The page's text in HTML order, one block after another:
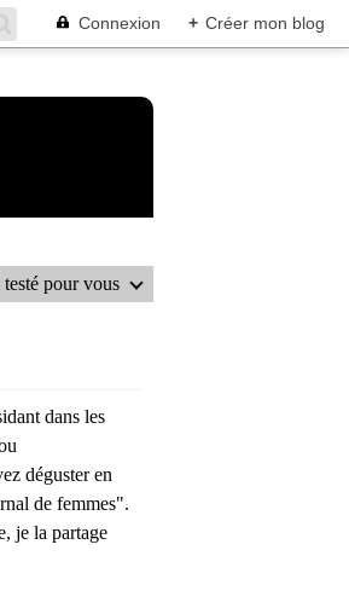
Connexion + Créer mon blog
pour vous
dans les
déguster en
de femmes".
je la partage